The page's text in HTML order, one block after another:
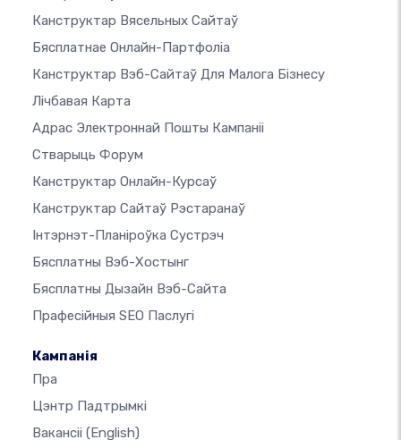
Канструктар Вясельных Сайтаў
Бясплатнае Онлайн-Партфоліа
Канструктар Вэб-Сайтаў Для Малога Бізнесу
Лічбавая Карта
Адрас Электроннай Пошты Кампаніі
Стварыць Форум
Канструктар Онлайн-Курсаў
Канструктар Сайтаў Рэстаранаў
Інтэрнэт-Планіроўка Сустрэч
Бясплатны Вэб-Хостынг
Бясплатны Дызайн Вэб-Сайта
Прафесійныя SEO Паслугі
Кампанія
Пра
Цэнтр Падтрымкі
Вакансіі (English)